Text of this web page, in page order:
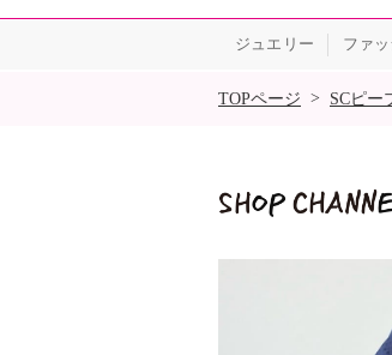
ジュエリー ファ
SALE
TOPページ > SCピー